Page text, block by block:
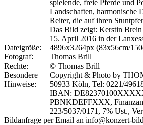
spielende, freie Pferde und
Landschaften, harmonische
Reiter, die auf ihren
Das Bild zeigt: Kerstin
15. April 2016 in der
Dateigröße:
4896x3264px (83x56cm/
Fotograf:
Thomas Brill
Rechte:
© Thomas Brill
Besondere
Hinweise:
Copyright & Photo by
50933 Köln, Tel: 0221/
IBAN:
PBNKDEFFXXX,
223/5037/0171, 7% Ust.,
Bildanfrage per Email an info@konzert-